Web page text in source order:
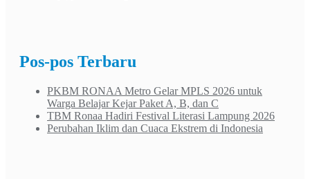
Pos-pos Terbaru
PKBM RONAA Metro Gelar MPLS 2026 untuk
Warga Belajar Kejar Paket A, B, dan C
TBM Ronaa Hadiri Festival Literasi Lampung 2026
Perubahan Iklim dan Cuaca Ekstrem di Indonesia